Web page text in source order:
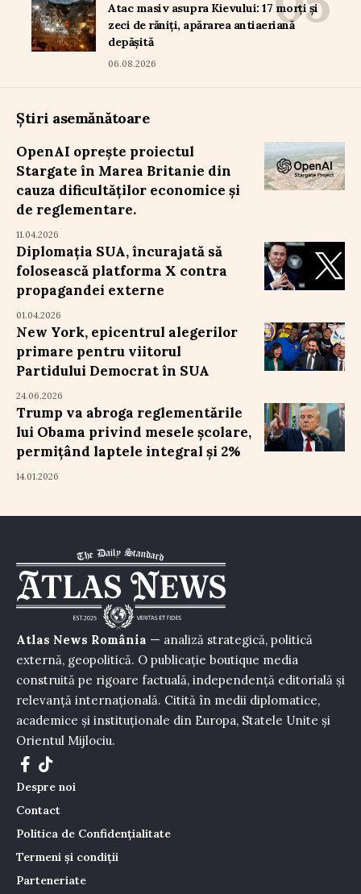
Atac masiv asupra Kievului: 17 morți și
zeci de răniți, apărarea antiaeriană
depășită
06.08.2026
Știri asemănătoare
OpenAI oprește proiectul
Stargate în Marea Britanie din
cauza dificultăților economice și
de reglementare.
11.04.2026
Diplomația SUA, încurajată să
folosească platforma X contra
propagandei externe
01.04.2026
New York, epicentrul alegerilor
primare pentru viitorul
Partidului Democrat în SUA
24.06.2026
Trump va abroga reglementările
lui Obama privind mesele școlare,
permițând laptele integral și 2%
14.01.2026
Atlas News România — analiză strategică, politică
externă, geopolitică. O publicație boutique media
construită pe rigoare factuală, independență editorială și
relevanță internațională. Citită în medii diplomatice,
academice și instituționale din Europa, Statele Unite și
Orientul Mijlociu.
Despre noi
Contact
Politica de Confidențialitate
Termeni și condiții
Parteneriate